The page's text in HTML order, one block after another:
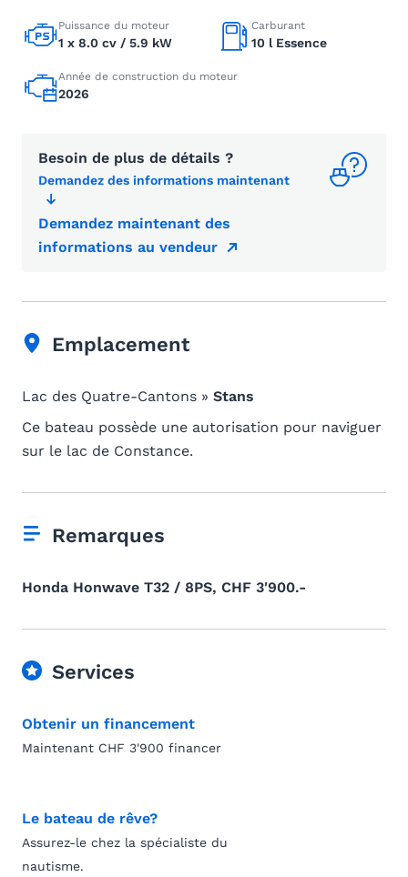
Puissance du moteur
1 x 8.0 cv / 5.9 kW
Carburant
10 l Essence
Année de construction du moteur
2026
Besoin de plus de détails ?
Demandez des informations maintenant
Demandez maintenant des
informations au vendeur
Emplacement
Lac des Quatre-Cantons » Stans
Ce bateau possède une autorisation pour naviguer
sur le lac de Constance.
Remarques
Honda Honwave T32 / 8PS, CHF 3'900.-
Services
Obtenir un financement
Maintenant CHF 3'900 financer
Le bateau de rêve?
Assurez-le chez la spécialiste du
nautisme.